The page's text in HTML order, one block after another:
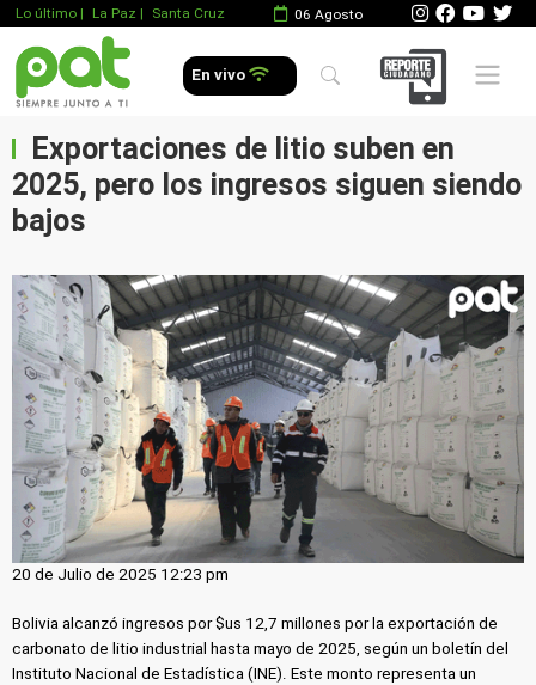
Lo último | La Paz | Santa Cruz 06 Agosto
En vivo Mobile
Exportaciones de litio suben en
2025, pero los ingresos siguen siendo
bajos
20 de Julio de 2025 12:23 pm
Bolivia alcanzó ingresos por $us 12,7 millones por la exportación de
carbonato de litio industrial hasta mayo de 2025, según un boletín del
Instituto Nacional de Estadística (INE). Este monto representa un